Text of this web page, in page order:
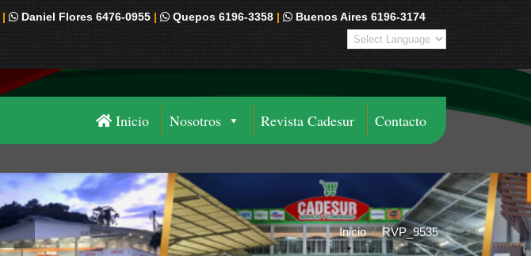
| Daniel Flores 6476-0955 | Quepos 6196-3358 | Buenos Aires 6196-3174
Inicio Nosotros Revista Cadesur Contacto
Estás aquí: Inicio RVP_9535